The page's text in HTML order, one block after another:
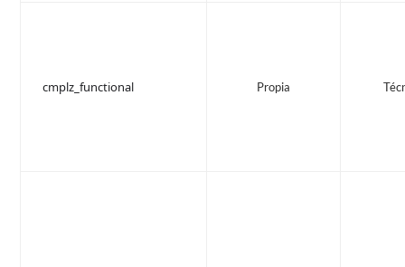
cmplz_functional Propia